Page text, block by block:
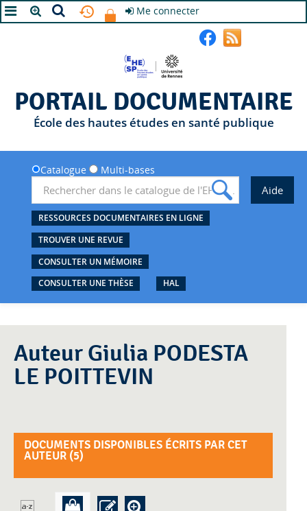
Me connecter
PORTAIL DOCUMENTAIRE
École des hautes études en santé publique
Catalogue Multi-bases
RESSOURCES DOCUMENTAIRES EN LIGNE
TROUVER UNE REVUE
CONSULTER UN MÉMOIRE
CONSULTER UNE THÈSE
HAL
Auteur Giulia PODESTA
LE POITTEVIN
DOCUMENTS DISPONIBLES ÉCRITS PAR CET
AUTEUR (5)